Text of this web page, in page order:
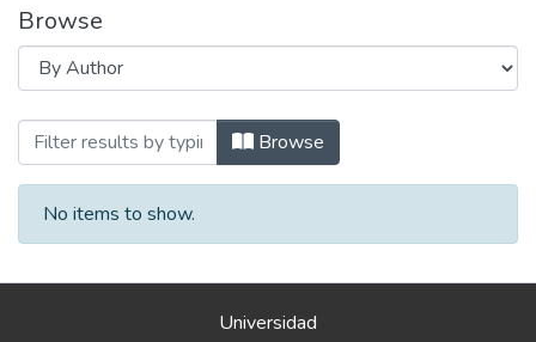
Browse
Browsing Farmacia y Bioquímica by
Browse
No items to show.
Universidad